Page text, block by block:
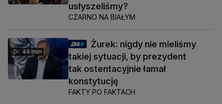
usłyszeliśmy?
CZARNO NA BIAŁYM
44 min
Żurek: nigdy nie mieliśmy
takiej sytuacji, by prezydent
tak ostentacyjnie łamał
konstytucję
FAKTY PO FAKTACH